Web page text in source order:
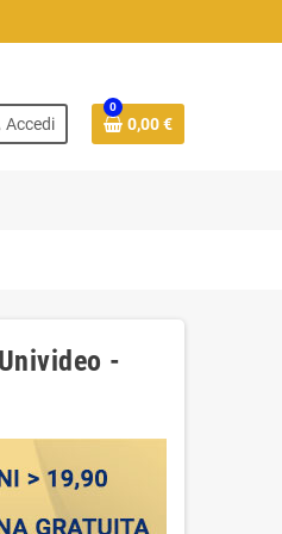
Accedi
0
0,00 €
-